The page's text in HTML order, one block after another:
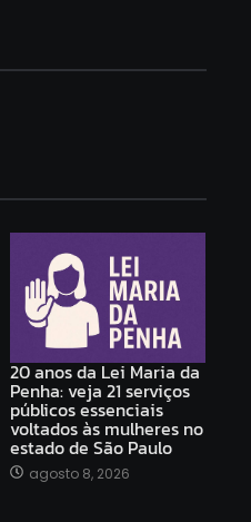
20 anos da Lei Maria da
Penha: veja 21 serviços
públicos essenciais
voltados às mulheres no
estado de São Paulo
agosto 8, 2026